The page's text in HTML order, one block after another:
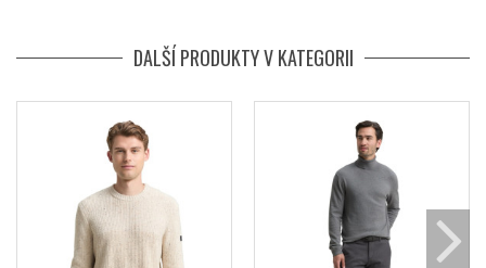
DALŠÍ PRODUKTY V KATEGORII